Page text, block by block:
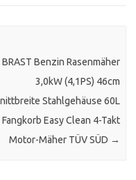
BRAST Benzin Rasenmäher
3,0kW (4,1PS) 46cm
Stahlgehäuse 60L
Fangkorb Easy Clean 4-Takt
Motor-Mäher TÜV SÜD →